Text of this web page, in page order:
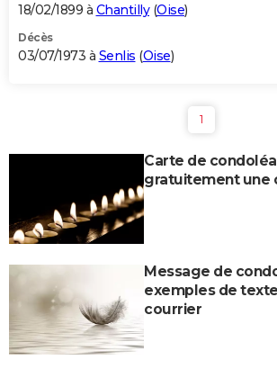
18/02/1899 à Chantilly(Oise)
Décès
03/07/1973 à Senlis (Oise)
1
Carte de
gratuitement une
Message de
exemples de
courrier